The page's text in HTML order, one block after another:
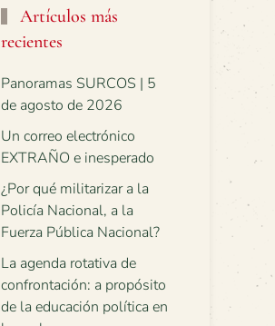
Artículos más
recientes
Panoramas SURCOS | 5
de agosto de 2026
Un correo electrónico
EXTRAÑO e inesperado
¿Por qué militarizar a la
Policía Nacional, a la
Fuerza Pública Nacional?
La agenda rotativa de
confrontación: a propósito
de la educación política en